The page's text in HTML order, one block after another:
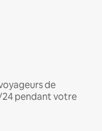
de
pendant votre